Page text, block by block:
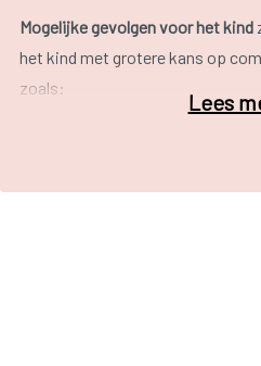
Mogelijke gevolgen voor het kind
het kind met grotere kans op
zoals:
Lees